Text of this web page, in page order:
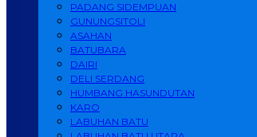
PADANG SIDEMPUAN
GUNUNGSITOLI
ASAHAN
BATUBARA
DAIRI
DELI SERDANG
HUMBANG HASUNDUTAN
KARO
LABUHAN BATU